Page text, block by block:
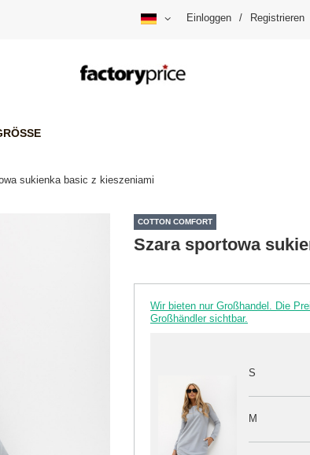
Einloggen / Registrieren
sukienka basic z kieszeniami
COTTON COMFORT
Szara sportowa
Wir bieten nur Großhandel. Die
Großhändler sichtbar.
S
M